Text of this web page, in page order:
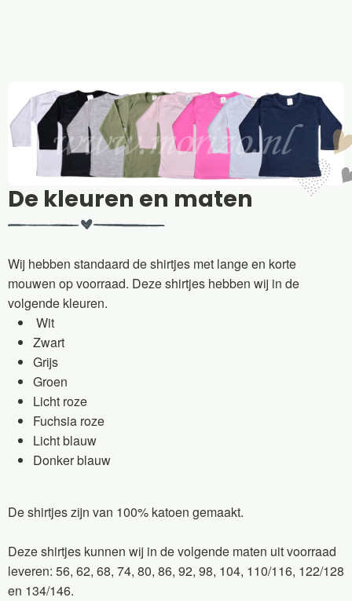
De kleuren en maten
Wij hebben standaard de shirtjes met lange en korte
mouwen op voorraad. Deze shirtjes hebben wij in de
volgende kleuren.
Wit
Zwart
Grijs
Groen
Licht roze
Fuchsia roze
Licht blauw
Donker blauw
De shirtjes zijn van 100% katoen gemaakt.
Deze shirtjes kunnen wij in de volgende maten uit voorraad
leveren: 56, 62, 68, 74, 80, 86, 92, 98, 104, 110/116, 122/128
en 134/146.